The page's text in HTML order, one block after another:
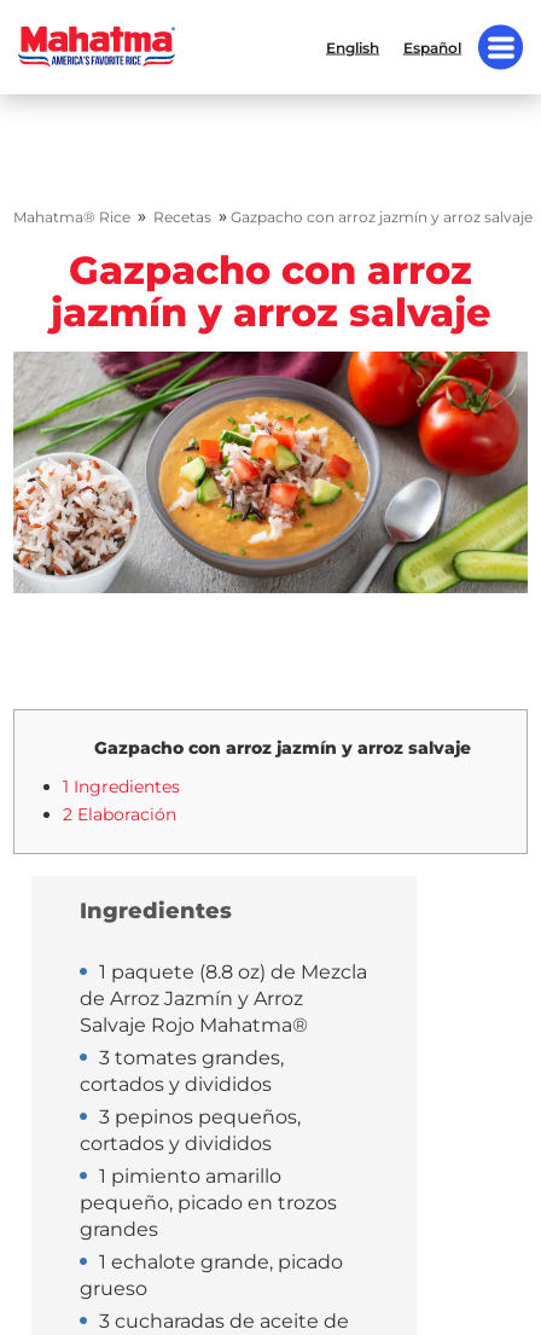
English Español
Mahatma® Rice » Recetas » Gazpacho con arroz jazmín y arroz salvaje
Gazpacho con arroz
jazmín y arroz salvaje
Gazpacho con arroz jazmín y arroz salvaje
1 Ingredientes
2 Elaboración
Ingredientes
1 paquete (8.8 oz) de Mezcla
de Arroz Jazmín y Arroz
Salvaje Rojo Mahatma®
3 tomates grandes,
cortados y divididos
3 pepinos pequeños,
cortados y divididos
1 pimiento amarillo
pequeño, picado en trozos
grandes
1 echalote grande, picado
grueso
3 cucharadas de aceite de